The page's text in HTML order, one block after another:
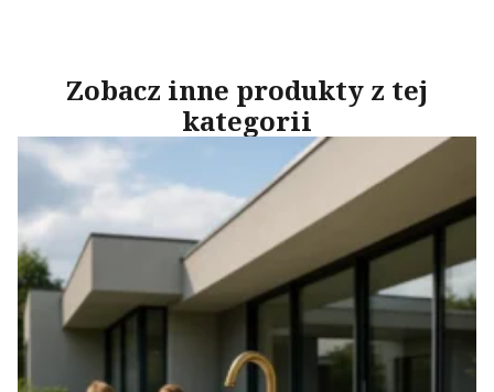
Zobacz inne produkty z tej
kategorii